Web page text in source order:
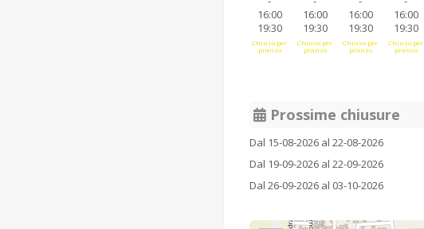
16:00
19:30
Chiuso per
pranzo
16:00
19:30
Chiuso per
pranzo
16:00
19:30
Chiuso per
pranzo
16:00
19:30
Chiuso per
pranzo
Prossime chiusure
Dal 15-08-2026 al 22-08-2026
Dal 19-09-2026 al 22-09-2026
Dal 26-09-2026 al 03-10-2026